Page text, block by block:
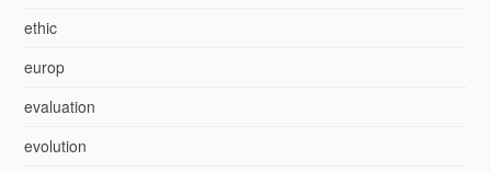
ethic
europ
evaluation
evolution